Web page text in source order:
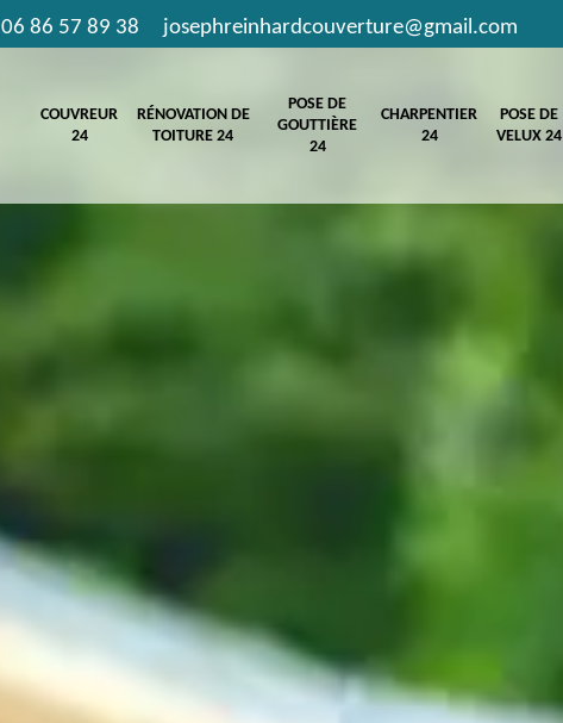
06 86 57 89 38 josephreinhardcouverture@gmail.com
COUVREUR
24
RÉNOVATION DE
TOITURE 24
POSE DE
GOUTTIÈRE
24
CHARPENTIER
24
POSE DE
VELUX 24